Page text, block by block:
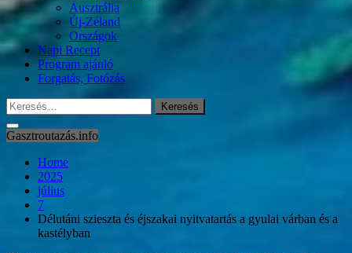
Ausztrália
Új-Zéland
Országok
Napi Recept
Program ajánló
Forgatás, Fotózás
Keresés:
Gasztroutazás.info
Home
2025
július
7
Délutáni szieszta és éjszakai nyitvatartás a gyulai várban és a
kastélyban